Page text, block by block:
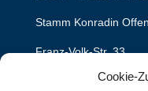
Cookie-
Stamm Konradin
Franz-Volk-Str. 33
77652 Offenburg